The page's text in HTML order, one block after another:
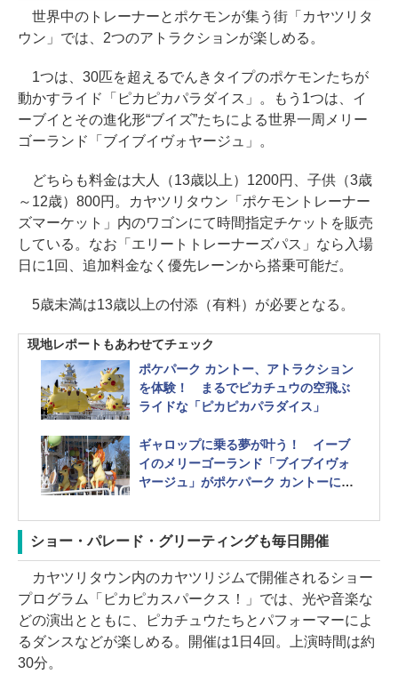
世界中のトレーナーとポケモンが集う街「カヤツリタ
ウン」では、2つのアトラクションが楽しめる。
1つは、30匹を超えるでんきタイプのポケモンたちが
動かすライド「ピカピカパラダイス」。もう1つは、イ
ーブイとその進化形“ブイズ”たちによる世界一周メリー
ゴーランド「ブイブイヴォヤージュ」。
どちらも料金は大人（13歳以上）1200円、子供（3歳
～12歳）800円。カヤツリタウン「ポケモントレーナー
ズマーケット」内のワゴンにて時間指定チケットを販売
している。なお「エリートトレーナーズパス」なら入場
日に1回、追加料金なく優先レーンから搭乗可能だ。
5歳未満は13歳以上の付添（有料）が必要となる。
現地レポートもあわせてチェック
ポケパーク カントー、アトラクション
を体験！ まるでピカチュウの空飛ぶ
ライドな「ピカピカパラダイス」
ギャロップに乗る夢が叶う！ イーブ
イのメリーゴーランド「ブイブイヴォ
ヤージュ」がポケパーク カントーに登
ショー・パレード・グリーティングも毎日開催
カヤツリタウン内のカヤツリジムで開催されるショー
プログラム「ピカピカスパークス！」では、光や音楽な
どの演出とともに、ピカチュウたちとパフォーマーによ
るダンスなどが楽しめる。開催は1日4回。上演時間は約
30分。